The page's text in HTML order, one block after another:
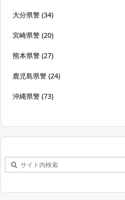
大分県警 (34)
宮崎県警 (20)
熊本県警 (27)
鹿児島県警 (24)
沖縄県警 (73)